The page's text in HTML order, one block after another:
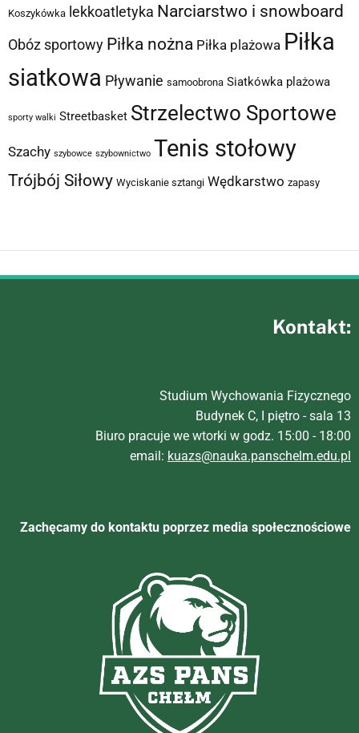
Koszykówka lekkoatletyka Narciarstwo i snowboard
Obóz sportowy Piłka nożna Piłka plażowa Piłka
siatkowa Pływanie samoobrona Siatkówka plażowa
sporty walki Streetbasket Strzelectwo Sportowe
Szachy szybowce szybownictwo Tenis stołowy
Trójbój Siłowy Wyciskanie sztangi Wędkarstwo zapasy
Kontakt:
Studium Wychowania Fizycznego
Budynek C, I piętro - sala 13
Biuro pracuje we wtorki w godz. 15:00 - 18:00
email: kuazs@nauka.panschelm.edu.pl
Zachęcamy do kontaktu poprzez media społecznościowe